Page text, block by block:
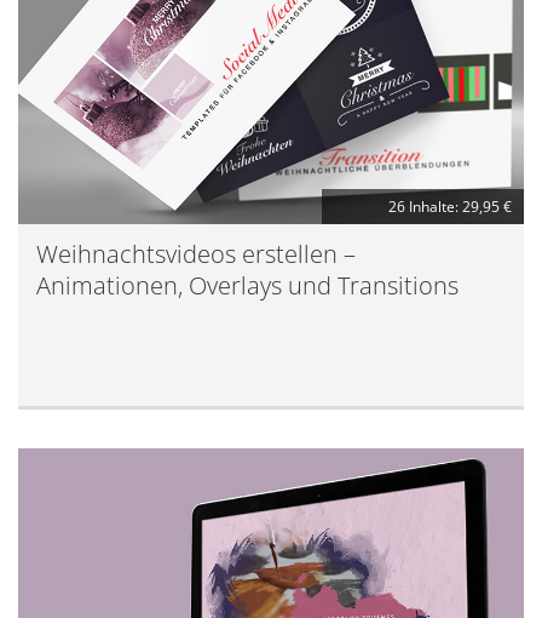
26 Inhalte: 29,95 €
Weihnachtsvideos erstellen –
Animationen, Overlays und Transitions